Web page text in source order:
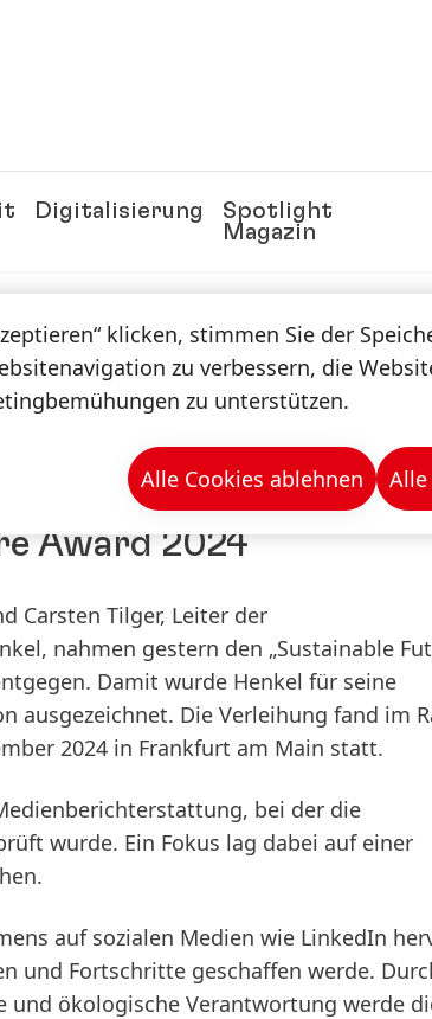
Digitalisierung
Spotlight
Magazin
Award 2024
Carsten Tilger, Leiter der
nahmen gestern den „Sustainable
Damit wurde Henkel für seine
Die Verleihung fand im
2024 in Frankfurt am Main statt.
bei der die
wurde. Ein Fokus lag dabei auf einer
auf sozialen Medien wie LinkedIn
und Fortschritte geschaffen werde.
und ökologische Verantwortung werde
klicken, stimmen Sie der
zu verbessern, die
zu unterstützen.
Alle Cookies ablehnen Alle